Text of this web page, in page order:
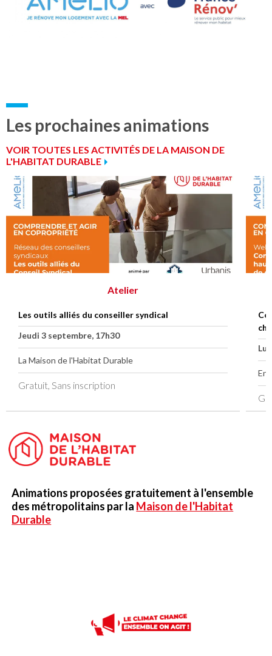
Les prochaines animations
VOIR TOUTES LES ACTIVITÉS DE LA MAISON DE
L'HABITAT DURABLE
Atelier
Les outils alliés du conseiller syndical
Jeudi 3 septembre, 17h30
La Maison de l'Habitat Durable
Gratuit, Sans inscription
En
Animations proposées gratuitement à l'ensemble
des métropolitains par la Maison de l'Habitat
Durable